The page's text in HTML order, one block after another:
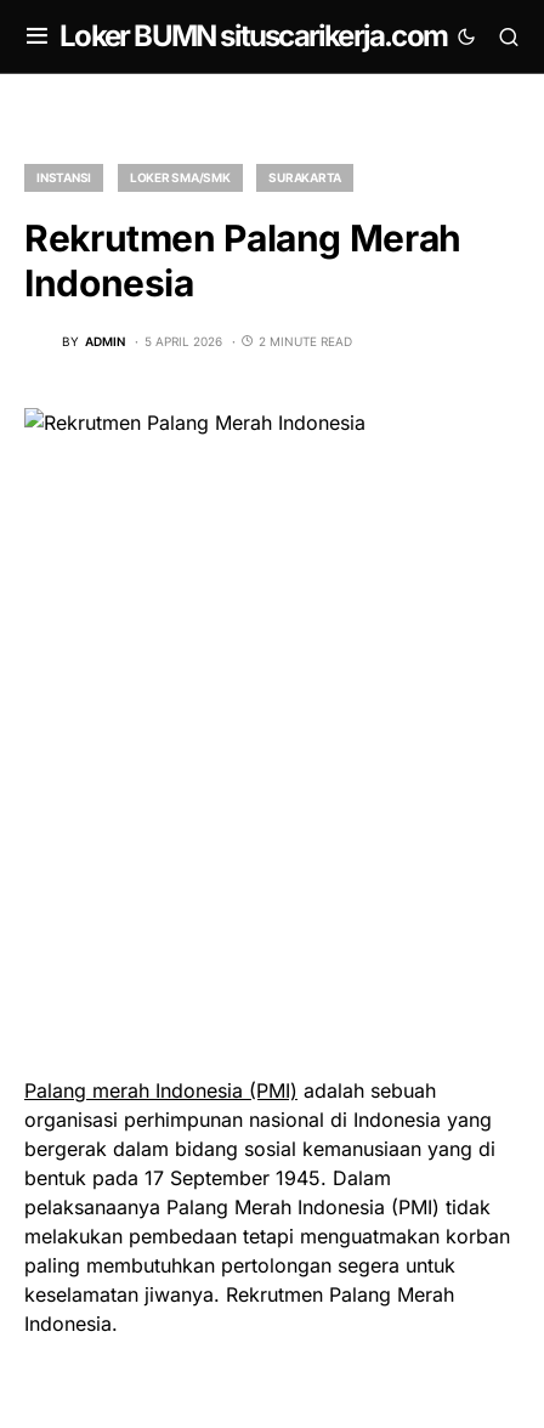
Loker BUMN situscarikerja.com
INSTANSI LOKER SMA/SMK SURAKARTA
Rekrutmen Palang Merah
Indonesia
BY ADMIN 5 APRIL 2026 2 MINUTE READ
Palang merah Indonesia (PMI) adalah sebuah
organisasi perhimpunan nasional di Indonesia yang
bergerak dalam bidang sosial kemanusiaan yang di
bentuk pada 17 September 1945. Dalam
pelaksanaanya Palang Merah Indonesia (PMI) tidak
melakukan pembedaan tetapi menguatmakan korban
paling membutuhkan pertolongan segera untuk
keselamatan jiwanya. Rekrutmen Palang Merah
Indonesia.